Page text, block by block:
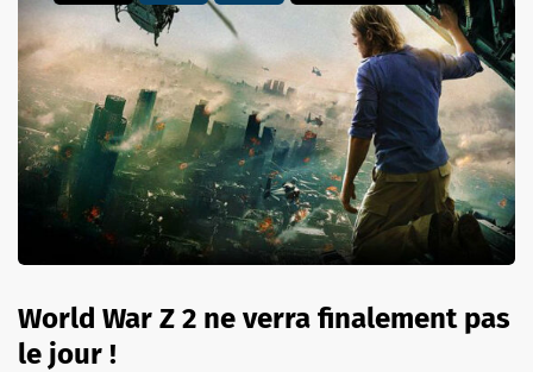
World War Z 2 ne verra finalement pas
le jour !